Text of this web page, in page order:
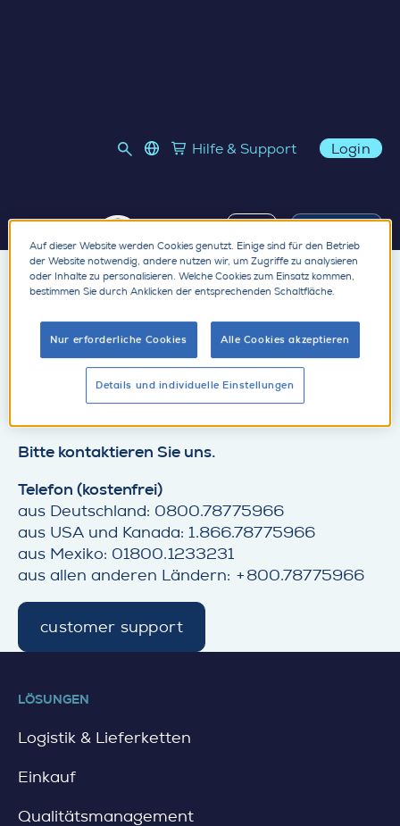
Skip to contentlanguage select
Link to SupplyOn Store
Hilfe & Support Login
Demo
Payment by Credit
Leider konnten Ihre
Daten zur
Kreditkartenzahlung
nicht übermittelt
werden.
Bitte kontaktieren Sie uns.
Telefon (kostenfrei)
aus Deutschland: 0800.78775966
aus USA und Kanada: 1.866.78775966
aus Mexiko: 01800.1233231
aus allen anderen Ländern: +800.78775966
customer support
d
e
LÖSUNGEN
Logistik & Lieferketten
Einkauf
Qualitätsmanagement
Auf dieser Website werden Cookies genutzt. Einige sind für den Betrieb
der Website notwendig, andere nutzen wir, um Zugriffe zu analysieren
oder Inhalte zu personalisieren. Welche Cookies zum Einsatz kommen,
bestimmen Sie durch Anklicken der entsprechenden Schaltfläche.
Nur erforderliche Cookies Alle Cookies akzeptieren
Details und individuelle Einstellungen